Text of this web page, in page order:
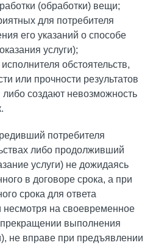
(обработки) вещи;
для потребителя
его указаний о способе
услуги);
обстоятельств,
или прочности результатов
создают невозможность
потребителя
либо продолживший
услуги) не дожидаясь
в договоре срока, а при
срока для ответа
на своевременное
прекращении выполнения
не вправе при предъявлении